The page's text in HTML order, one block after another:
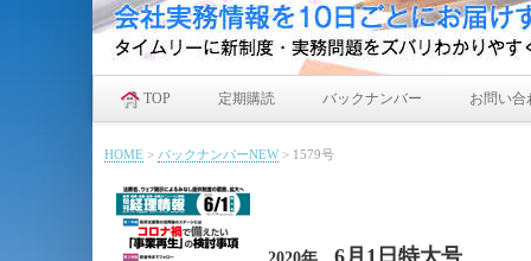
TOP 定期購読 バックナンバー お問い合
HOME > バックナンバーNEW> 1579号
6月1日特大号